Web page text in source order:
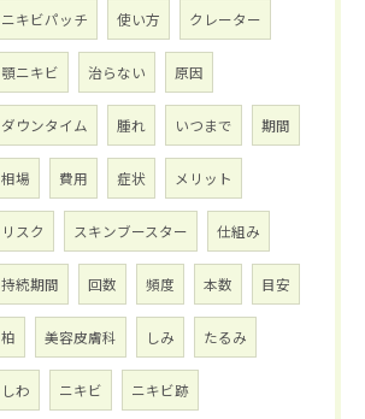
ニキビパッチ 使い方 クレーター
顎ニキビ 治らない 原因
ダウンタイム 腫れ いつまで 期間
相場 費用 症状 メリット
リスク スキンブースター 仕組み
持続期間 回数 頻度 本数 目安
柏 美容皮膚科 しみ たるみ
しわ ニキビ ニキビ跡